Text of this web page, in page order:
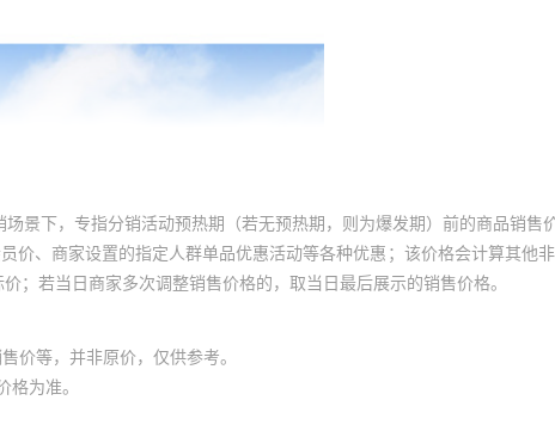
景下，专指分销活动预热期（若无预热期，则为爆发期）前的商品销售
、商家设置的指定人群单品优惠活动等各种优惠；该价格会计算其他
若当日商家多次调整销售价格的，取当日最后展示的销售价格。
价等，并非原价，仅供参考。
为准。